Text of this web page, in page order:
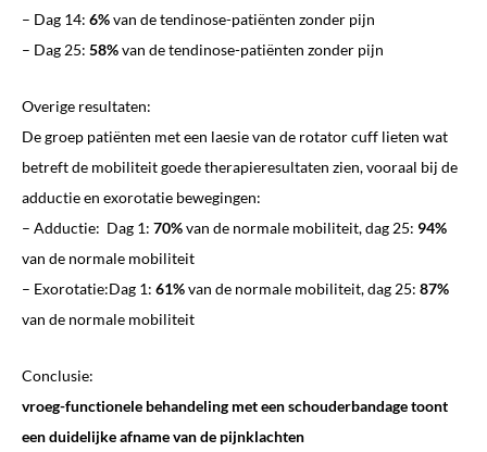
– Dag 14: 6%van de tendinose-patiënten zonder pijn
– Dag 25: 58%van de tendinose-patiënten zonder pijn
Overige resultaten:
De groep patiënten met een laesie van de rotator cuff lieten wat
betreft de mobiliteit goede therapieresultaten zien, vooraal bij de
adductie en exorotatie bewegingen:
– Adductie: Dag 1: 70%van de normale mobiliteit, dag 25: 94%
van de normale mobiliteit
– Exorotatie:Dag 1: 61%van de normale mobiliteit, dag 25: 87%
van de normale mobiliteit
Conclusie:
vroeg-functionele behandeling met een schouderbandage toont
een duidelijke afname van de pijnklachten